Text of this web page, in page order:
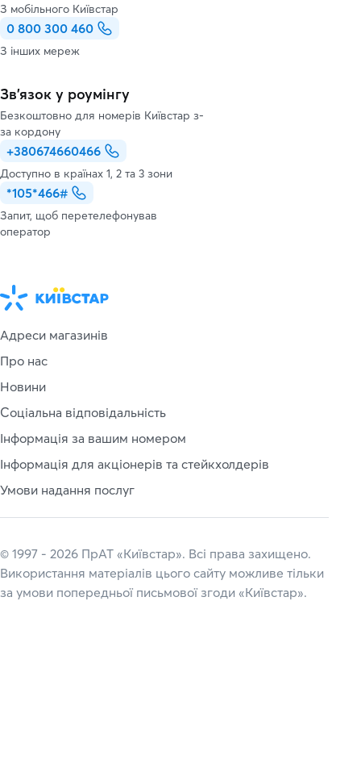
З мобільного Київстар
0 800 300 460
З інших мереж
Зв’язок у роумінгу
Безкоштовно для номерів Київстар з-
за кордону
+380674660466
Доступно в країнах 1, 2 та 3 зони
*105*466#
Запит, щоб перетелефонував
оператор
Адреси магазинів
Про нас
Новини
Соціальна відповідальність
Інформація за вашим номером
Інформація для акціонерів та стейкхолдерів
Умови надання послуг
© 1997 - 2026 ПрАТ «Київстар». Всі права захищено.
Використання матеріалів цього сайту можливе тільки
за умови попередньої письмової згоди «Київстар».